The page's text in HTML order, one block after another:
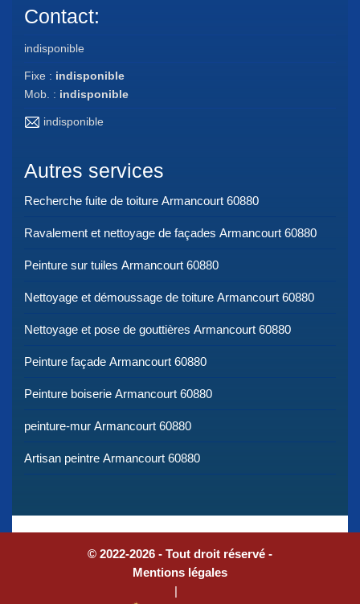
Contact:
indisponible
Fixe : indisponible
Mob. : indisponible
indisponible
Autres services
Recherche fuite de toiture Armancourt 60880
Ravalement et nettoyage de façades Armancourt 60880
Peinture sur tuiles Armancourt 60880
Nettoyage et démoussage de toiture Armancourt 60880
Nettoyage et pose de gouttières Armancourt 60880
Peinture façade Armancourt 60880
Peinture boiserie Armancourt 60880
peinture-mur Armancourt 60880
Artisan peintre Armancourt 60880
© 2022-2026 - Tout droit réservé -
Mentions légales
|